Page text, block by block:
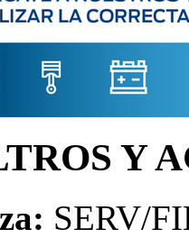
Y
SERV/